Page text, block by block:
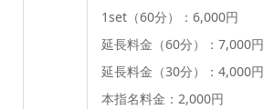
1set（60分）：6,000円
延長料金（60分）：7,000円
延長料金（30分）：4,000円
本指名料金：2,000円